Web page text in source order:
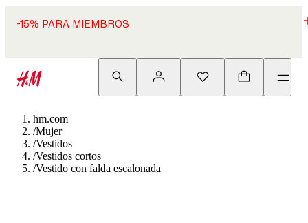
-15% PARA MIEMBROS
hm.com
/Mujer
/Vestidos
/Vestidos cortos
/Vestido con falda escalonada